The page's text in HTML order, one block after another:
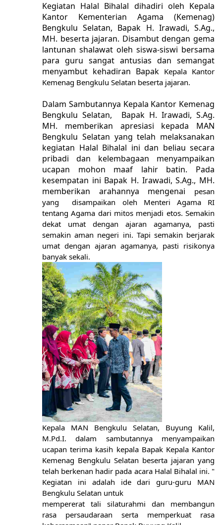
Kegiatan Halal Bihalal dihadiri oleh Kepala
Kantor Kementerian Agama (Kemenag)
Bengkulu Selatan, Bapak H. Irawadi, S.Ag.,
MH. beserta jajaran. Disambut dengan gema
lantunan shalawat oleh siswa-siswi bersama
para guru sangat antusias dan semangat
menyambut kehadiran Bapak Kepala Kantor
Kemenag Bengkulu Selatan beserta jajaran.
Dalam Sambutannya Kepala Kantor Kemenag
Bengkulu Selatan, Bapak H. Irawadi, S.Ag.
MH. memberikan apresiasi kepada MAN
Bengkulu Selatan yang telah melaksanakan
kegiatan Halal Bihalal ini dan beliau secara
pribadi dan kelembagaan menyampaikan
ucapan mohon maaf lahir batin. Pada
kesempatan ini Bapak H. Irawadi, S.Ag., MH.
memberikan arahannya mengenai pesan
yang disampaikan oleh Menteri Agama RI
tentang Agama dari mitos menjadi etos. Semakin
dekat umat dengan ajaran agamanya, pasti
semakin aman negeri ini. Tapi semakin berjarak
umat dengan ajaran agamanya, pasti risikonya
banyak sekali.
Kepala MAN Bengkulu Selatan, Buyung Kalil,
M.Pd.I. dalam sambutannya menyampaikan
ucapan terima kasih kepala Bapak Kepala Kantor
Kemenag Bengkulu Selatan beserta jajaran yang
telah berkenan hadir pada acara Halal Bihalal ini. "
Kegiatan ini adalah ide dari guru-guru MAN
Bengkulu Selatan untuk
mempererat tali silaturahmi dan membangun
rasa persaudaraan serta memperkuat rasa